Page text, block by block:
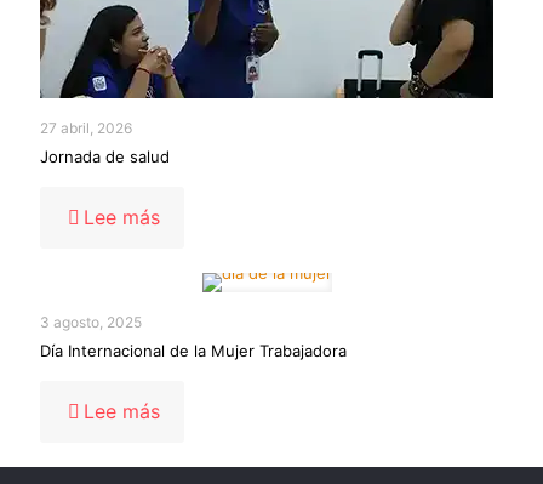
27 abril, 2026
Jornada de salud
Lee más-
salud
3 agosto, 2025
Día Internacional de la Mujer Trabajadora
Lee más-